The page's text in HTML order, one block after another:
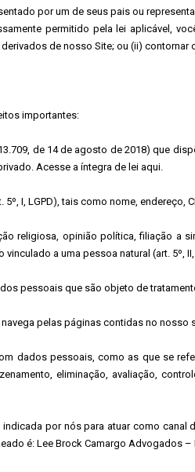
por um de seus pais ou
permitido pela lei aplicável,
de nosso Site; ou (ii)
importantes:
de 14 de agosto de 2018) que
Acesse a íntegra de lei aqui.
I, LGPD), tais como nome, endereço,
religiosa, opinião política, filiação a
a uma pessoa natural (art. 5º, II,
pessoais que são objeto de
pelas páginas contidas no nosso
dados pessoais, como as que se
eliminação, avaliação,
por nós para atuar como
é: Lee Brock Camargo Advogados –